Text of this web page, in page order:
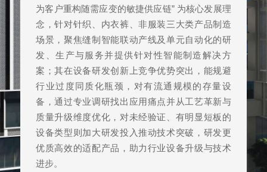
为客户重构随需应变的敏捷供应链” 为核心发展理
念，针对针织、内衣裤、非服装三大类产品制造
场景，聚焦缝制智能联动产线及单元自动化的研
发、生产与服务并提供针对性智能制造解决方
案；其在设备研发创新上竞争优势突出，能规避
行业过度同质化瓶颈，对有流通规模的存量设
备，通过专业调研找出应用痛点并从工艺革新与
质量升级维度优化，对未经验证、有明显短板的
设备类型则加大研发投入推动技术突破，研发更
优质高效的适配产品，助力行业设备升级与技术
进步。